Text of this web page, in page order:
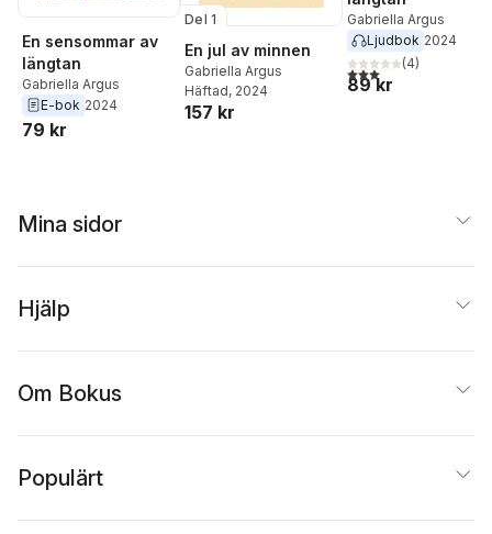
En sensommar av
längtan
Gabriella Argus
E-bok 2024
79 kr
Del 1
En jul av minnen
Gabriella Argus
Häftad, 2024
157 kr
Gabriella Argus
Ljudbok 2024
3,0utav 5 stjärnor.
(4)
89 kr
Mina sidor
Hjälp
Om Bokus
Populärt